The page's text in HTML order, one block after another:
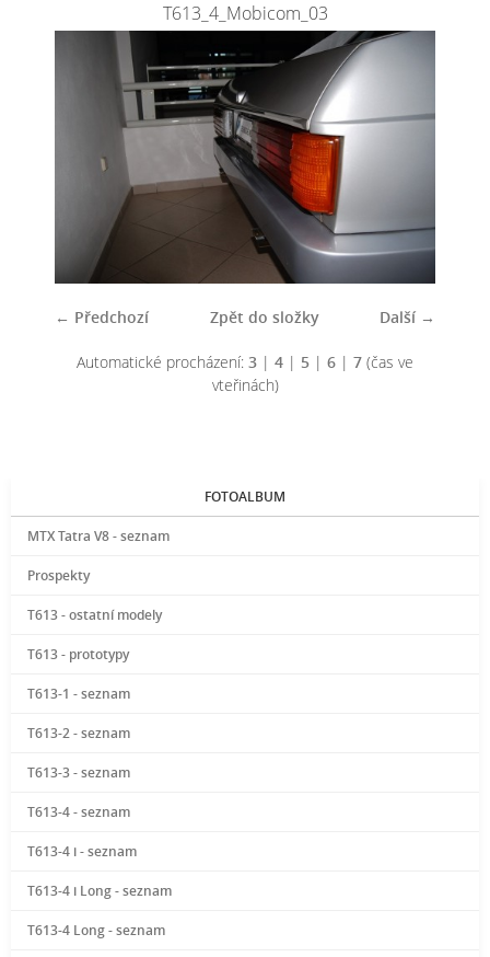
T613_4_Mobicom_03
← Předchozí Další →
Zpět do složky
Automatické procházení: 3 | 4 | 5 | 6 | 7 (čas ve
vteřinách)
FOTOALBUM
MTX Tatra V8 - seznam
Prospekty
T613 - ostatní modely
T613 - prototypy
T613-1 - seznam
T613-2 - seznam
T613-3 - seznam
T613-4 - seznam
T613-4 i - seznam
T613-4 i Long - seznam
T613-4 Long - seznam